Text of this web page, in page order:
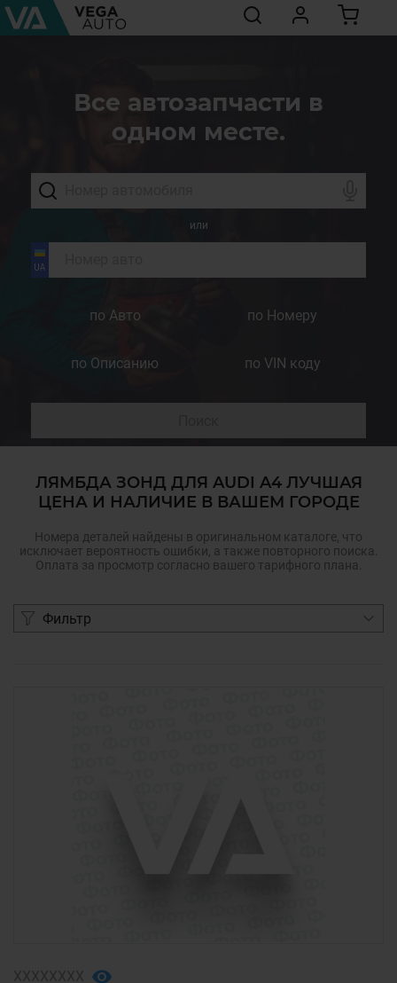
Все автозапчасти в
одном месте.
или
по Авто по Номеру
по Описанию по VIN коду
ЛЯМБДА ЗОНД ДЛЯ AUDI A4 ЛУЧШАЯ
ЦЕНА И НАЛИЧИЕ В ВАШЕМ ГОРОДЕ
Номера деталей найдены в оригинальном каталоге, что
исключает вероятность ошибки, а также повторного поиска.
Оплата за просмотр согласно вашего тарифного плана.
Фильтр